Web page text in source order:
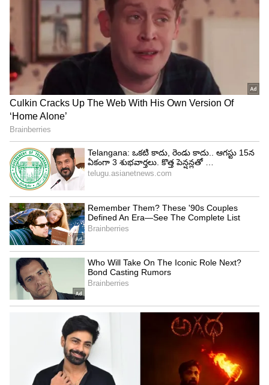
వేసవి సెలవులు ఇవ్వడంతో బాలిక అమ్మమ్మ ఇంటికి
వెళ్లింది. సెలవులు అయిపోయి స్కూల్స్ తెరిచినా.. బాలిక
అక్కడి నుంచి రావడానికి ఇష్టపడలేదు. ఆమె సబ్బవరానికి
రావడాని ససేమిరా ఒప్పుకోలేదు. ఎంతగా అడిగినా కారణం
చెప్పలేదు.
కానీ బాలిక జరిగింది చెప్పకుండా ఉండలేకపోయింది..
అలాగని జరిగిన దారుణాన్ని తన నోటితో చెప్పలేక
పోయింది. దీంతో తనకు ఏం జరిగిందో ఓ చీటీమీద రాసి ఫ్రిడ్జ్
మీద పెట్టింది. అది చూసిన తల్లి చీటీ తీసుకుని చదివింది.